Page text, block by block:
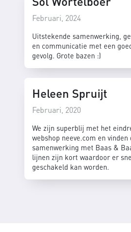
Februari, 2024
Uitstekende samenwerking,
en communicatie met een
gevolg. Grote bazen :)
Heleen Spruijt
Februari, 2020
We zijn superblij met het
webshop neeve.com en vinden
samenwerking met Baas &
lijnen zijn kort waardoor er
geschakeld kan worden.